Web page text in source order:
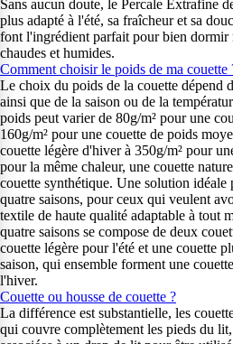
Sans aucun doute, le Percale Extrafine
plus adapté à l'été, sa fraîcheur et sa
font l'ingrédient parfait pour bien dormir
chaudes et humides.
Comment choisir le poids de ma couette
Le choix du poids de la couette dépend
ainsi que de la saison ou de la
poids peut varier de 80g/m² pour une
160g/m² pour une couette de poids
couette légère d'hiver à 350g/m² pour
pour la même chaleur, une couette
couette synthétique. Une solution idéale
quatre saisons, pour ceux qui veulent
textile de haute qualité adaptable à tout
quatre saisons se compose de deux
couette légère pour l'été et une couette
saison, qui ensemble forment une
l'hiver.
Couette ou housse de couette ?
La différence est substantielle, les
qui couvre complètement les pieds du